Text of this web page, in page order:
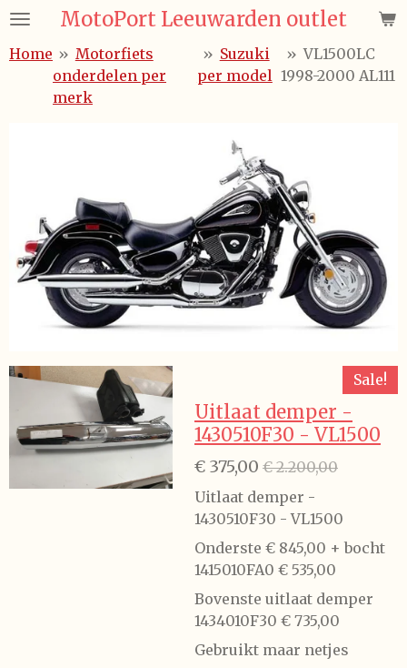
Ga
naar
hoofdinhoud
MotoPort Leeuwarden outlet
Home » Motorfiets
onderdelen per
merk
» Suzuki
per model
» VL1500LC
1998-2000 AL111
Sale!
Uitlaat demper -
1430510F30 - VL1500
€ 375,00 € 2.200,00
Uitlaat demper -
1430510F30 - VL1500
Onderste € 845,00 + bocht
1415010FA0 € 535,00
Bovenste uitlaat demper
1434010F30 € 735,00
Gebruikt maar netjes